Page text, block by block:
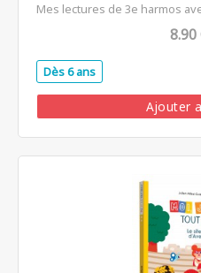
Mes lectures de 3e harmos
8.90
Dès 6 ans
Ajouter